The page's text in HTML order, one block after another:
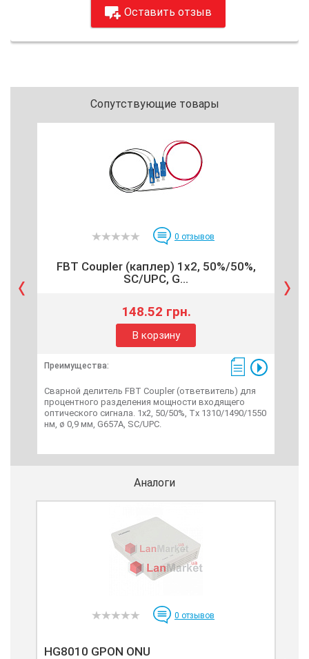
Оставить отзыв
Сопутствующие товары
0 отзывов
FBT Coupler (каплер) 1x2, 50%/50%,
SC/UPC, G...
148.52 грн.
В корзину
Преимущества:
Сварной делитель FBT Сoupler (ответвитель) для
процентного разделения мощности входящего
оптического сигнала. 1х2, 50/50%, Tx 1310/1490/1550
нм, ø 0,9 мм, G657A, SC/UPC.
Аналоги
0 отзывов
HG8010 GPON ONU